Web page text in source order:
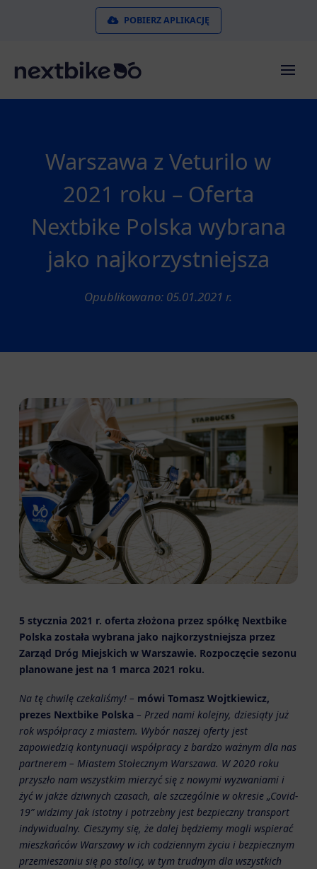
POBIERZ APLIKACJĘ
Warszawa z Veturilo w
2021 roku – Oferta
Nextbike Polska wybrana
jako najkorzystniejsza
Opublikowano: 05.01.2021 r.
5 stycznia 2021 r. oferta złożona przez spółkę Nextbike
Polska została wybrana jako najkorzystniejsza przez
Zarząd Dróg Miejskich w Warszawie. Rozpoczęcie sezonu
planowane jest na 1 marca 2021 roku.
Na tę chwilę czekaliśmy! – mówi Tomasz Wojtkiewicz,
prezes Nextbike Polska – Przed nami kolejny, dziesiąty już
rok współpracy z miastem. Wybór naszej oferty jest
zapowiedzią kontynuacji współpracy z bardzo ważnym dla nas
partnerem – Miastem Stołecznym Warszawa. W 2020 roku
przyszło nam wszystkim mierzyć się z nowymi wyzwaniami i
żyć w jakże dziwnych czasach, ale szczególnie w okresie „Covid-
19” widzimy jak istotny i potrzebny jest bezpieczny transport
indywidualny. Cieszymy się, że dalej będziemy mogli wspierać
mieszkańców Warszawy w ich codziennym życiu i bezpiecznym
przemieszaniu się po stolicy, w tym trudnym dla wszystkich